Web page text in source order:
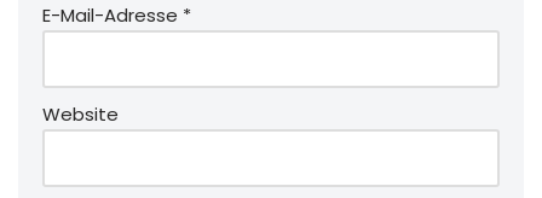
E-Mail-Adresse *
Website